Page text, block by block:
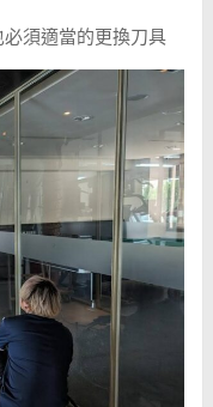
須適當的更換刀具